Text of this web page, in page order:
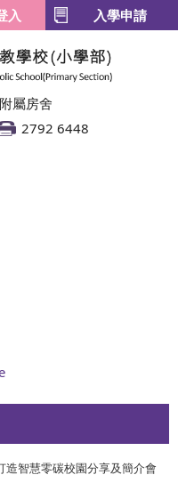
入 入學申請
屬房舍
2792 6448
造智慧零碳校園分享及簡介會